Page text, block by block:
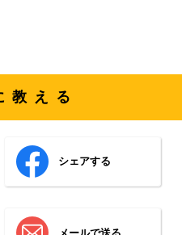
教える
シェアする